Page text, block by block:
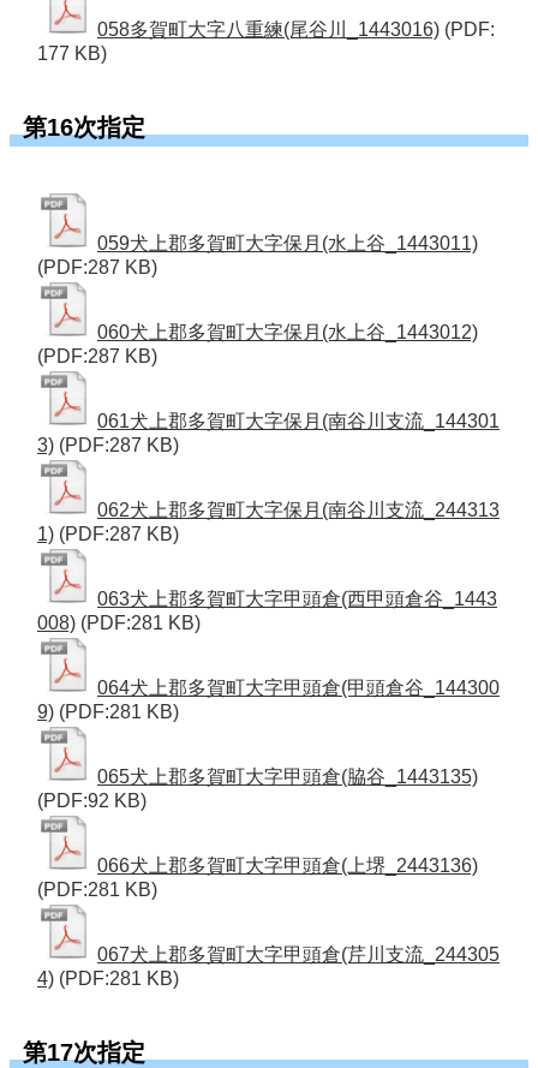
058多賀町大字八重練(尾谷川_1443016) (PDF:
177 KB)
第16次指定
059犬上郡多賀町大字保月(水上谷_1443011)
(PDF:287 KB)
060犬上郡多賀町大字保月(水上谷_1443012)
(PDF:287 KB)
061犬上郡多賀町大字保月(南谷川支流_144301
3) (PDF:287 KB)
062犬上郡多賀町大字保月(南谷川支流_244313
1) (PDF:287 KB)
063犬上郡多賀町大字甲頭倉(西甲頭倉谷_1443
008) (PDF:281 KB)
064犬上郡多賀町大字甲頭倉(甲頭倉谷_144300
9) (PDF:281 KB)
065犬上郡多賀町大字甲頭倉(脇谷_1443135)
(PDF:92 KB)
066犬上郡多賀町大字甲頭倉(上堺_2443136)
(PDF:281 KB)
067犬上郡多賀町大字甲頭倉(芹川支流_244305
4) (PDF:281 KB)
第17次指定